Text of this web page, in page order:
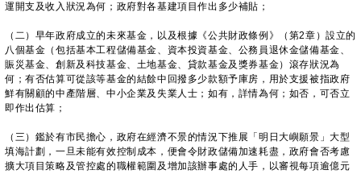
運開支及收入狀況為何；政府對各基建項目作出多少補貼；
（二）早年政府成立的未來基金，以及根據《公共財政條例》（第2章）設立的
八個基金（包括基本工程儲備基金、資本投資基金、公務員退休金儲備基金、
賑災基金、創新及科技基金、土地基金、貸款基金及獎券基金）滾存狀況為
何；有否估算可從該等基金的結餘中回撥多少款額予庫房，用於支援被指政府
鮮有關顧的中產階層、中小企業及失業人士；如有，詳情為何；如否，可否立
即作出估算；
（三）鑑於有市民擔心，政府在經濟不景的情況下推展「明日大嶼願景」大型
填海計劃，一旦未能有效控制成本，便會令財政儲備加速耗盡，政府會否考慮
擴大項目策略及管控處的職權範圍及增加該辦事處的人手，以審視每項逾億元